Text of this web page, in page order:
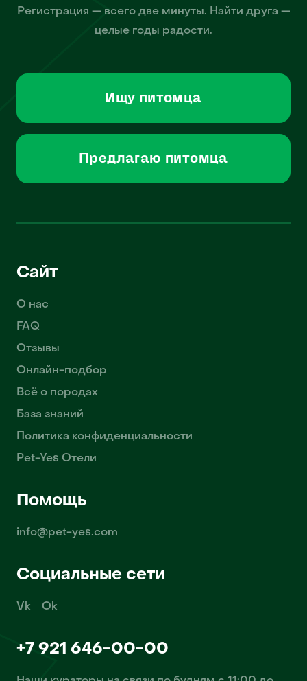
Регистрация — всего две минуты. Найти друга —
целые годы радости.
Ищу питомца
Предлагаю питомца
Сайт
О нас
FAQ
Отзывы
Онлайн-подбор
Всё о породах
База знаний
Политика конфиденциальности
Pet-Yes Отели
Помощь
info@pet-yes.com
Социальные сети
Vk Ok
+7 921 646-00-00